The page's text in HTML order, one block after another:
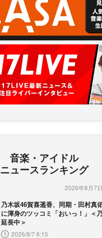
音楽・アイドル
ニュースランキング
2026年8月7
乃木坂46賀喜遥香、同期・田村真
に渾身のツッコミ「おいっ！」＜
延長中＞
2026/8/7 6:15